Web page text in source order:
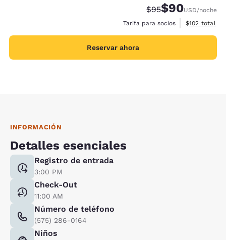
Precio tachado:
$95Precio con
$90USD/noche
Tarifa para socios
Ver detalles
$102 total
Reservar ahora
INFORMACIÓN
Detalles esenciales
Registro de entrada
3:00 PM
Check-Out
11:00 AM
Número de teléfono
(575) 286-0164
Niños